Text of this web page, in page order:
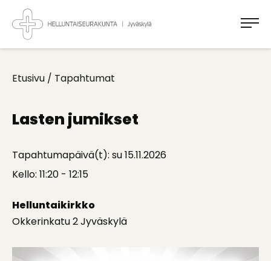
Takaisin
ylös
Jyväskylän
Helluntaiseurakunta
Koti
Etusivu / Tapahtumat
Lasten jumikset
Tapahtumapäivä(t): su 15.11.2026
Kello: 11:20 - 12:15
Helluntaikirkko
Okkerinkatu 2 Jyväskylä